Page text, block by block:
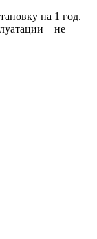
на 1 год.
– не